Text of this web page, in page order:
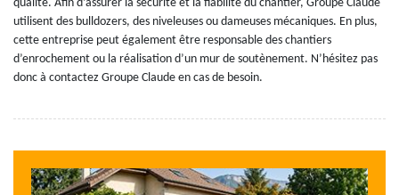
qualité. Afin d’assurer la sécurité et la fiabilité du chantier, Groupe Claude
utilisent des bulldozers, des niveleuses ou dameuses mécaniques. En plus,
cette entreprise peut également être responsable des chantiers
d’enrochement ou la réalisation d’un mur de soutènement. N’hésitez pas
donc à contactez Groupe Claude en cas de besoin.